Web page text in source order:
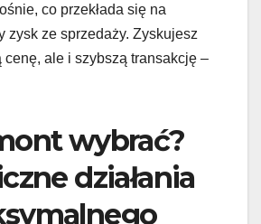
co przekłada się na
zysk ze sprzedaży. Zyskujesz
cenę, ale i szybszą transakcję –
wybrać?
działania